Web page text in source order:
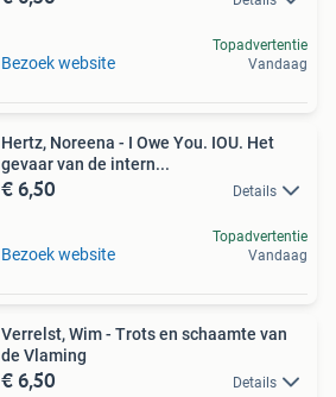
Bezoek website
Topadvertentie
Vandaag
Hertz, Noreena - I Owe You. IOU. Het
gevaar van de intern...
€ 6,50 Details
Bezoek website
Topadvertentie
Vandaag
Verrelst, Wim - Trots en schaamte van
de Vlaming
€ 6,50 Details